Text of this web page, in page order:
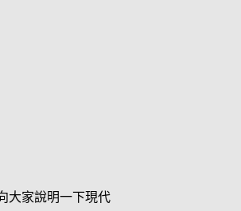
大家說明一下現代